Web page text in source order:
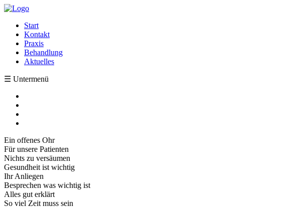
Start
Kontakt
Praxis
Behandlung
Aktuelles
☰ Untermenü
Ein offenes Ohr
Für unsere Patienten
Nichts zu versäumen
Gesundheit ist wichtig
Ihr Anliegen
Besprechen was wichtig ist
Alles gut erklärt
So viel Zeit muss sein